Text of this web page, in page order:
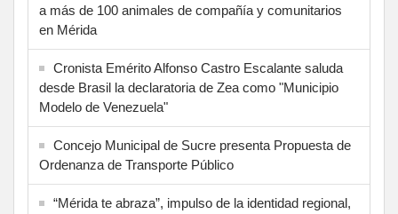
a más de 100 animales de compañía y comunitarios
en Mérida
Cronista Emérito Alfonso Castro Escalante saluda
desde Brasil la declaratoria de Zea como "Municipio
Modelo de Venezuela"
Concejo Municipal de Sucre presenta Propuesta de
Ordenanza de Transporte Público
“Mérida te abraza”, impulso de la identidad regional,